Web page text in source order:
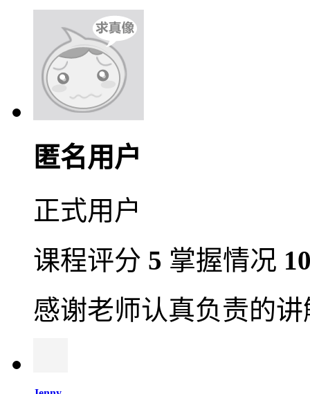
匿名用户
正式用户
课程评分 5 掌握情况
感谢老师认真负责的讲